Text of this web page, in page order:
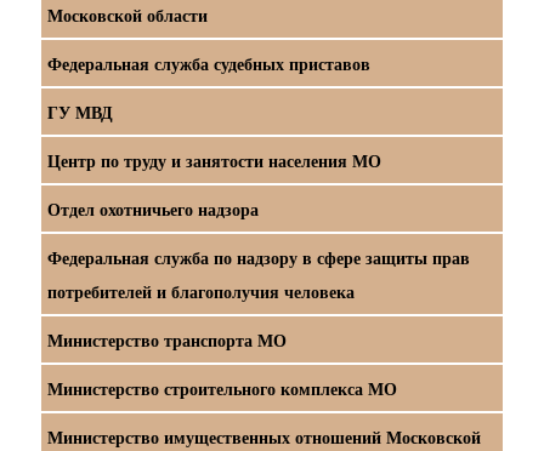
Московской области
Федеральная служба судебных приставов
ГУ МВД
Центр по труду и занятости населения МО
Отдел охотничьего надзора
Федеральная служба по надзору в сфере защиты прав
потребителей и благополучия человека
Министерство транспорта МО
Министерство строительного комплекса МО
Министерство имущественных отношений Московской